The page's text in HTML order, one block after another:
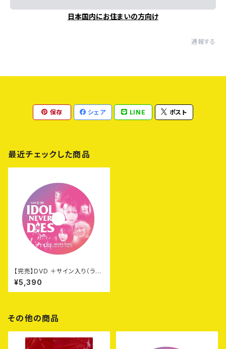
日本国内にお住まいの方向け
通報する
保存 シェア LINE ポスト
最近チェックした商品
【完売】DVD ＋サイン入り（ラン
ダム）チェキ付き
¥5,390
その他の商品